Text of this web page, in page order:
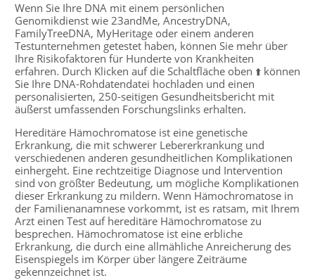
Wenn Sie Ihre DNA mit einem persönlichen
Genomikdienst wie 23andMe, AncestryDNA,
FamilyTreeDNA, MyHeritage oder einem anderen
Testunternehmen getestet haben, können Sie mehr über
Ihre Risikofaktoren für Hunderte von Krankheiten
erfahren. Durch Klicken auf die Schaltfläche oben ⬆️ können
Sie Ihre DNA-Rohdatendatei hochladen und einen
personalisierten, 250-seitigen Gesundheitsbericht mit
äußerst umfassenden Forschungslinks erhalten.
Hereditäre Hämochromatose ist eine genetische
Erkrankung, die mit schwerer Lebererkrankung und
verschiedenen anderen gesundheitlichen Komplikationen
einhergeht. Eine rechtzeitige Diagnose und Intervention
sind von größter Bedeutung, um mögliche Komplikationen
dieser Erkrankung zu mildern. Wenn Hämochromatose in
der Familienanamnese vorkommt, ist es ratsam, mit Ihrem
Arzt einen Test auf hereditäre Hämochromatose zu
besprechen. Hämochromatose ist eine erbliche
Erkrankung, die durch eine allmähliche Anreicherung des
Eisenspiegels im Körper über längere Zeiträume
gekennzeichnet ist.